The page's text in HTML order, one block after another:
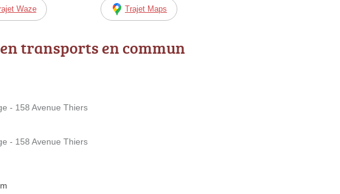
Waze Trajet Maps
transports en commun
- 158 Avenue Thiers
- 158 Avenue Thiers